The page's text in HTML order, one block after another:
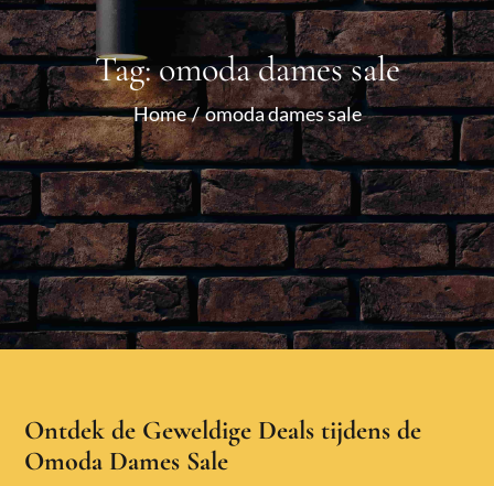
Tag:omoda dames sale
Home omoda dames sale
Ontdek de Geweldige Deals tijdens de
Omoda Dames Sale